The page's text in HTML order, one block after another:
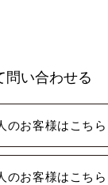
問い合わせる
のお客様はこちら
のお客様はこちら